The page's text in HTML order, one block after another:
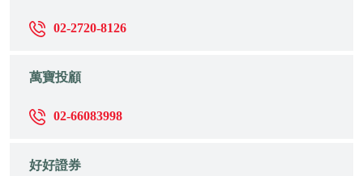
02-2720-8126
萬寶投顧
02-66083998
好好證券